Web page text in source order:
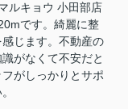
ルキョウ 小田部店
です。綺麗に整
じます。不動産の
がなくて不安だと
がしっかりとサポ